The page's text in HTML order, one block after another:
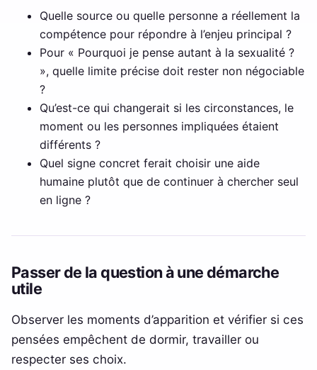
Quelle source ou quelle personne a réellement la
compétence pour répondre à l’enjeu principal ?
Pour « Pourquoi je pense autant à la sexualité ?
», quelle limite précise doit rester non négociable
?
Qu’est-ce qui changerait si les circonstances, le
moment ou les personnes impliquées étaient
différents ?
Quel signe concret ferait choisir une aide
humaine plutôt que de continuer à chercher seul
en ligne ?
Passer de la question à une démarche
utile
Observer les moments d’apparition et vérifier si ces
pensées empêchent de dormir, travailler ou
respecter ses choix.